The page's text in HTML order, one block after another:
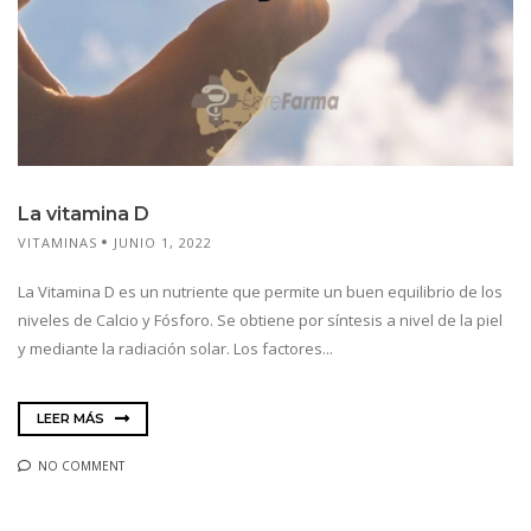
La vitamina D
VITAMINAS JUNIO 1, 2022
La Vitamina D es un nutriente que permite un buen equilibrio de los
niveles de Calcio y Fósforo. Se obtiene por síntesis a nivel de la piel
y mediante la radiación solar. Los factores...
LEER MÁS
NO COMMENT